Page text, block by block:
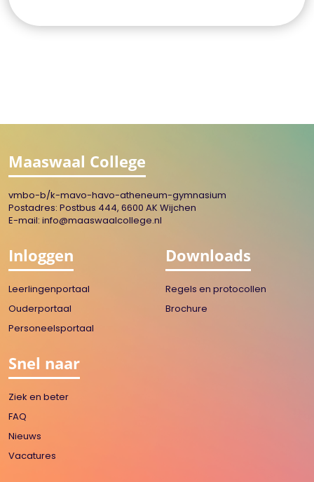
Maaswaal College
vmbo-b/k-mavo-havo-atheneum-gymnasium
Postadres: Postbus 444, 6600 AK Wijchen
E-mail: info@maaswaalcollege.nl
Inloggen
Leerlingenportaal
Ouderportaal
Personeelsportaal
Downloads
Regels en protocollen
Brochure
Snel naar
Ziek en beter
FAQ
Nieuws
Vacatures